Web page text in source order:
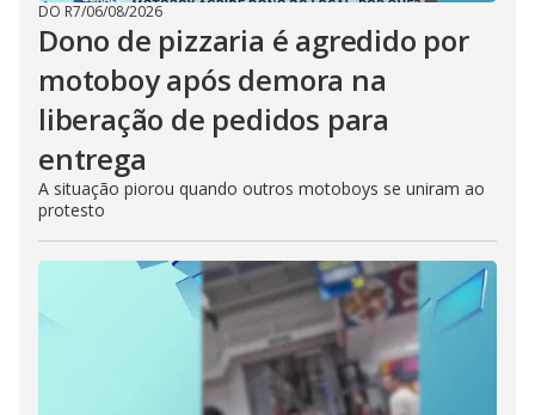
DO R7/06/08/2026
Dono de pizzaria é agredido por
motoboy após demora na
liberação de pedidos para
entrega
A situação piorou quando outros motoboys se uniram ao
protesto